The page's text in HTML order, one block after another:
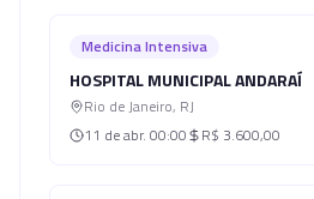
Medicina Intensiva
HOSPITAL MUNICIPAL ANDARAÍ
Rio de Janeiro, RJ
11 de abr. 00:00 R$ 3.600,00